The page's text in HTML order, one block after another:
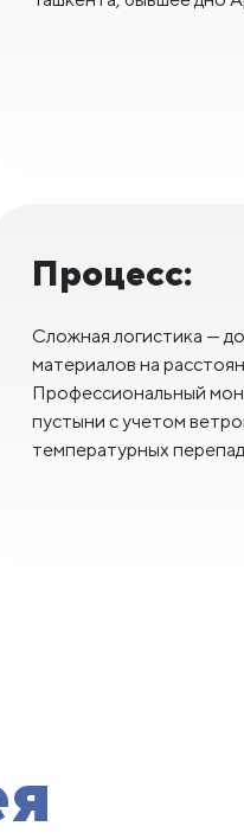
Процесс:
Сложная логистика —
материалов на
Профессиональный
пустыни с учетом
температурных